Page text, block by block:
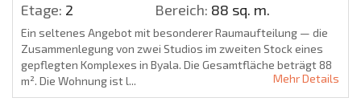
Etage: 2 Bereich: 88 sq. m.
Ein seltenes Angebot mit besonderer Raumaufteilung — die
Zusammenlegung von zwei Studios im zweiten Stock eines
gepflegten Komplexes in Byala. Die Gesamtfläche beträgt 88
m². Die Wohnung ist l...
Mehr Details